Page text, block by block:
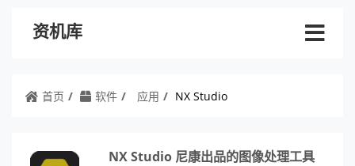
资机库
首页 软件 应用 NX Studio
NX Studio 尼康出品的图像处理工具